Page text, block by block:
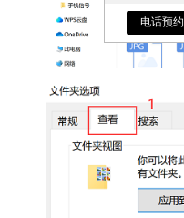
电话预约